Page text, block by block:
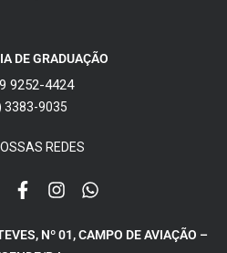
DE GRADUAÇÃO
9252-4424
3383-9035
REDES
Nº 01, CAMPO DE AVIAÇÃO –